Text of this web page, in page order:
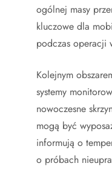
ogólnej masy
kluczowe dla
podczas operacji
Kolejnym
systemy
nowoczesne
mogą być
informują o
o próbach